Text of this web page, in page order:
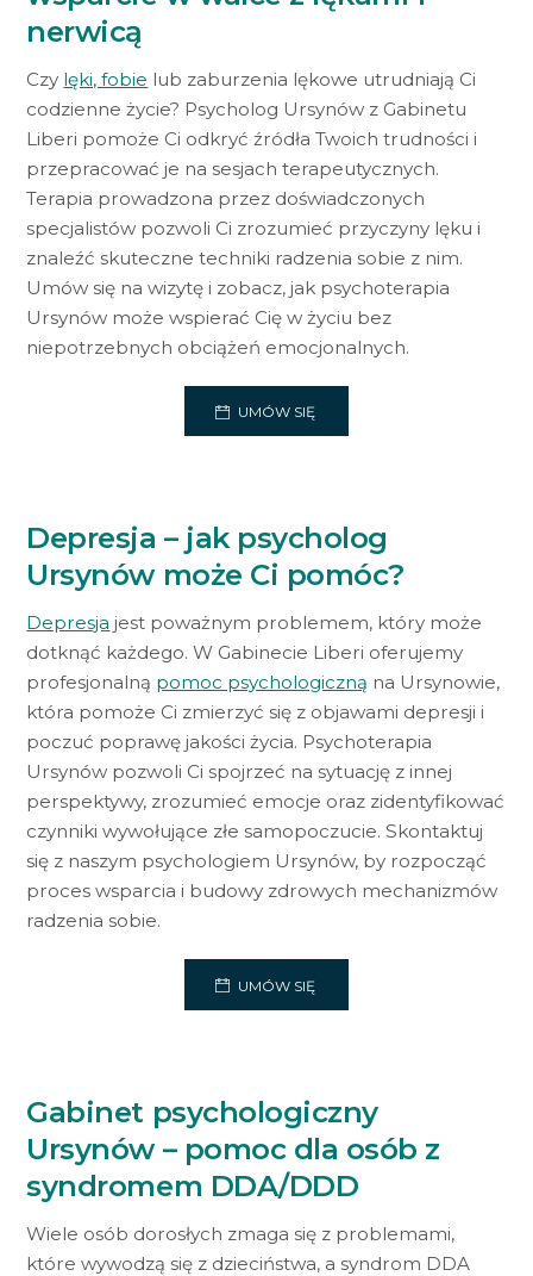
nerwicą
Czy lęki, fobie lub zaburzenia lękowe utrudniają Ci
codzienne życie? Psycholog Ursynów z Gabinetu
Liberi pomoże Ci odkryć źródła Twoich trudności i
przepracować je na sesjach terapeutycznych.
Terapia prowadzona przez doświadczonych
specjalistów pozwoli Ci zrozumieć przyczyny lęku i
znaleźć skuteczne techniki radzenia sobie z nim.
Umów się na wizytę i zobacz, jak psychoterapia
Ursynów może wspierać Cię w życiu bez
niepotrzebnych obciążeń emocjonalnych.
UMÓW SIĘ
Depresja – jak psycholog
Ursynów może Ci pomóc?
Depresja jest poważnym problemem, który może
dotknąć każdego. W Gabinecie Liberi oferujemy
profesjonalną pomoc psychologiczną na Ursynowie,
która pomoże Ci zmierzyć się z objawami depresji i
poczuć poprawę jakości życia. Psychoterapia
Ursynów pozwoli Ci spojrzeć na sytuację z innej
perspektywy, zrozumieć emocje oraz zidentyfikować
czynniki wywołujące złe samopoczucie. Skontaktuj
się z naszym psychologiem Ursynów, by rozpocząć
proces wsparcia i budowy zdrowych mechanizmów
radzenia sobie.
UMÓW SIĘ
Gabinet psychologiczny
Ursynów – pomoc dla osób z
syndromem DDA/DDD
Wiele osób dorosłych zmaga się z problemami,
które wywodzą się z dzieciństwa, a syndrom DDA